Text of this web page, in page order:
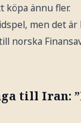
köpa ännu fler.
men det
norska
till Iran: